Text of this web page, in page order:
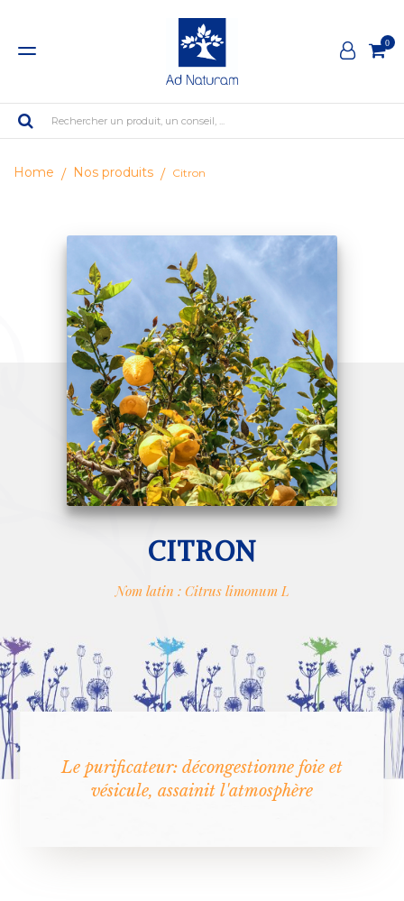
0
Rechercher un produit, un conseil, ...
Home Nos produits Citron
CITRON
Nom latin : Citrus limonum L
Le purificateur: décongestionne foie et
vésicule, assainit l'atmosphère